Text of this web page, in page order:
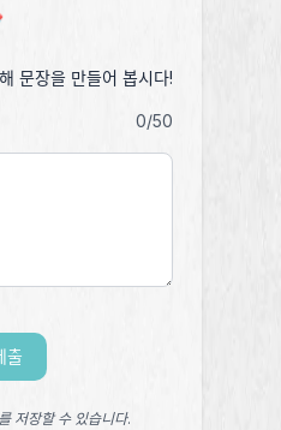
문장을 만들어 봅시다!
0/50
출
저장할 수 있습니다.